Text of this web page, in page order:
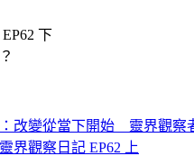
下
改變從當下開始 靈界觀察
界觀察日記 EP62 上